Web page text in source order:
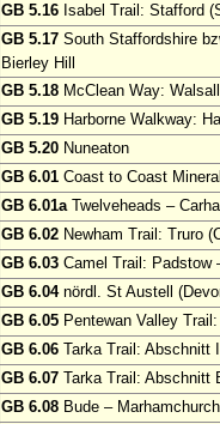
GB 5.16 Isabel Trail: Stafford
GB 5.17 South Staffordshire
Bierley Hill
GB 5.18 McClean Way:
GB 5.19 Harborne Walkway:
GB 5.20 Nuneaton
GB 6.01 Coast to Coast
GB 6.01aTwelveheads –
GB 6.02 Newham Trail: Truro
GB 6.03 Camel Trail: Padstow
GB 6.04nördl. St Austell
GB 6.05 Pentewan Valley
GB 6.06 Tarka Trail: Abschnitt
GB 6.07 Tarka Trail: Abschnitt
GB 6.08 Bude –